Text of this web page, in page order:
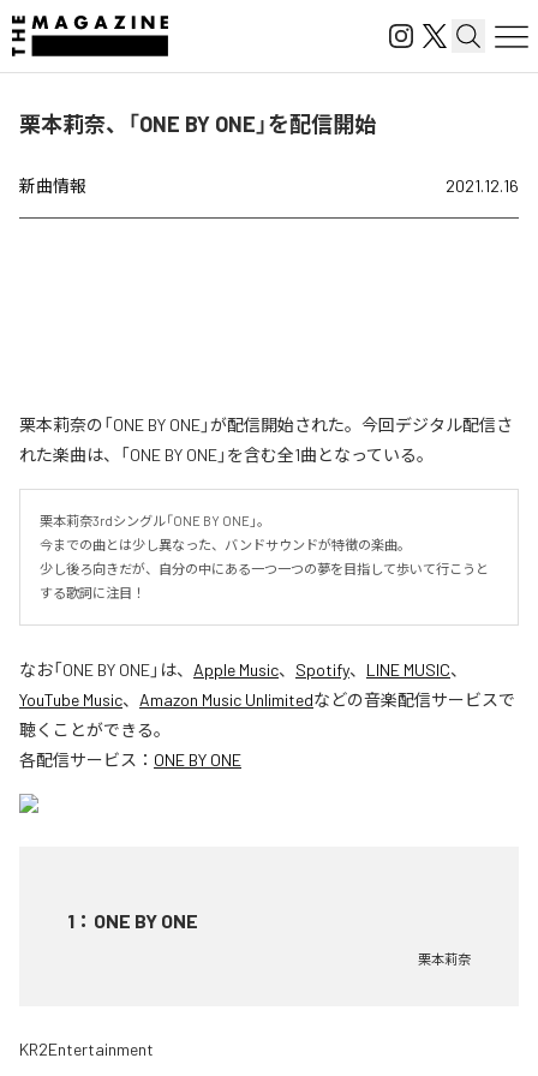
栗本莉奈、「ONE BY ONE」を配信開始
新曲情報 2021.12.16
栗本莉奈の「ONE BY ONE」が配信開始された。今回デジタル配信さ
れた楽曲は、「ONE BY ONE」を含む全1曲となっている。
栗本莉奈3rdシングル「ONE BY ONE」。
今までの曲とは少し異なった、バンドサウンドが特徴の楽曲。
少し後ろ向きだが、自分の中にある一つ一つの夢を目指して歩いて行こうと
する歌詞に注目！
なお「ONE BY ONE」は、 Apple Music、 Spotify、 LINE MUSIC、
YouTube Music、 Amazon Music Unlimitedなどの音楽配信サービスで
聴くことができる。
各配信サービス： ONE BY ONE
1 ： ONE BY ONE
栗本莉奈
KR2Entertainment